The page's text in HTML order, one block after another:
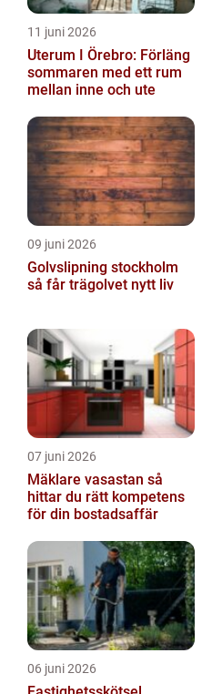
11 juni 2026
Uterum I Örebro: Förläng
sommaren med ett rum
mellan inne och ute
09 juni 2026
Golvslipning stockholm
så får trägolvet nytt liv
07 juni 2026
Mäklare vasastan så
hittar du rätt kompetens
för din bostadsaffär
06 juni 2026